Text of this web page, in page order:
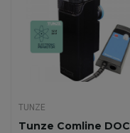
TUNZE
Tunze Comline DOC